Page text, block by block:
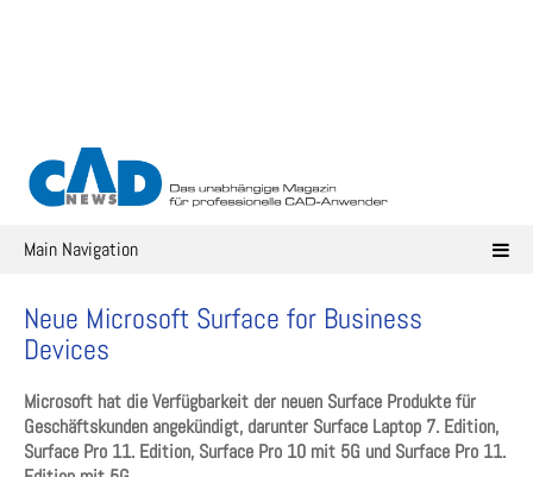
Main Navigation
Neue Microsoft Surface for Business
Devices
Microsoft hat die Verfügbarkeit der neuen Surface Produkte für
Geschäftskunden angekündigt, darunter Surface Laptop 7. Edition,
Surface Pro 11. Edition, Surface Pro 10 mit 5G und Surface Pro 11.